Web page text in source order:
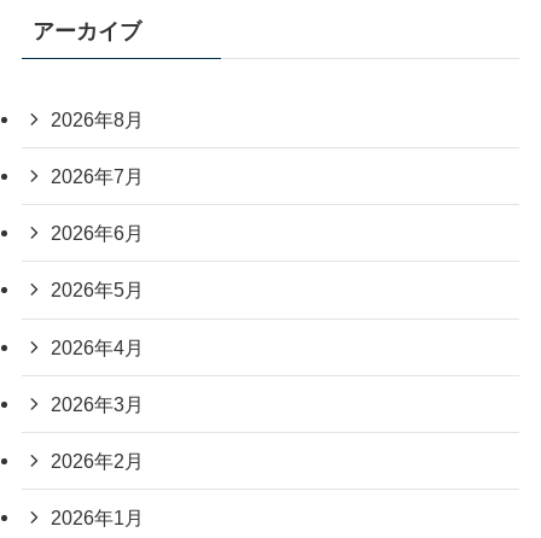
アーカイブ
2026年8月
2026年7月
2026年6月
2026年5月
2026年4月
2026年3月
2026年2月
2026年1月